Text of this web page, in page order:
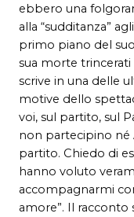
ebbero una
alla “sudditanza”
primo piano del
sua morte trincerati
scrive in una delle
motive dello
voi, sul partito, sul
non partecipino né
partito. Chiedo di
hanno voluto
accompagnarmi
amore”. Il racconto